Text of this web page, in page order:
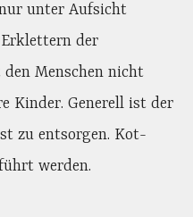
unter Aufsicht
der
Menschen nicht
Kinder. Generell ist der
zu entsorgen. Kot-
werden.